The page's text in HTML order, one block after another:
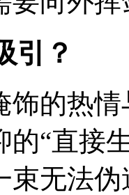
引？
饰的热
的“直接
束无法